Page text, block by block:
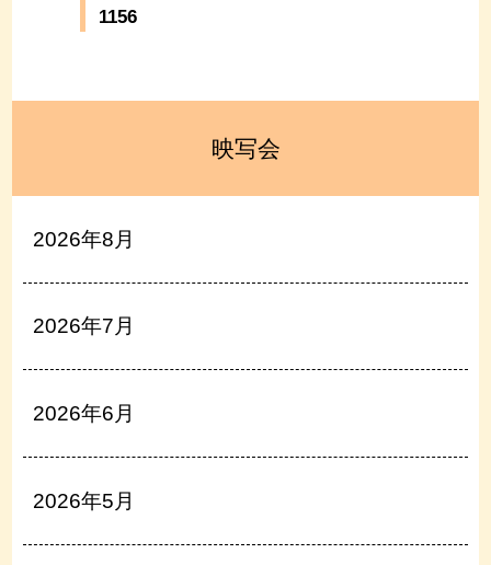
1156
映写会
2026年8月
2026年7月
2026年6月
2026年5月